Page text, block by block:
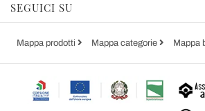
SEGUICI SU
Mappa prodotti Mappa categorie Mappa